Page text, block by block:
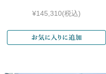
¥145,310(税込)